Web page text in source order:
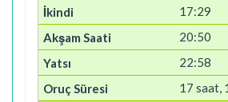
17:29
20:50
22:58
17 saat,